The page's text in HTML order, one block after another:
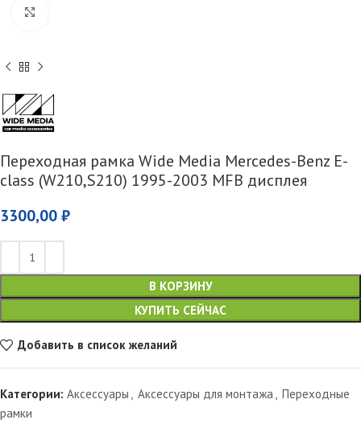
Переходная рамка Wide Media Mercedes-Benz E-
class (W210,S210) 1995-2003 MFB дисплея
3300,00 ₽
В КОРЗИНУ
КУПИТЬ СЕЙЧАС
Добавить в список желаний
Категории: Аксессуары Аксессуары для монтажа
Переходные
рамки